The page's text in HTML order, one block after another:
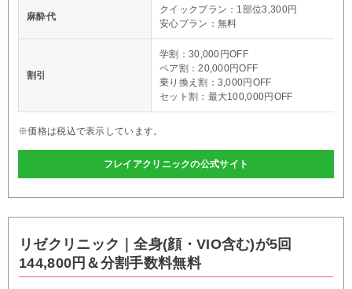
麻酔代
クイックプラン：1部位3,300円
安心プラン：無料
割引
学割：30,000円OFF
ペア割：20,000円OFF
乗り換え割：3,000円OFF
セット割：最大100,000円OFF
※価格は税込で表示しています。
フレイアクリニックの公式サイト
リゼクリニック｜全身(顔・VIO含む)が5回
144,800円＆分割手数料無料